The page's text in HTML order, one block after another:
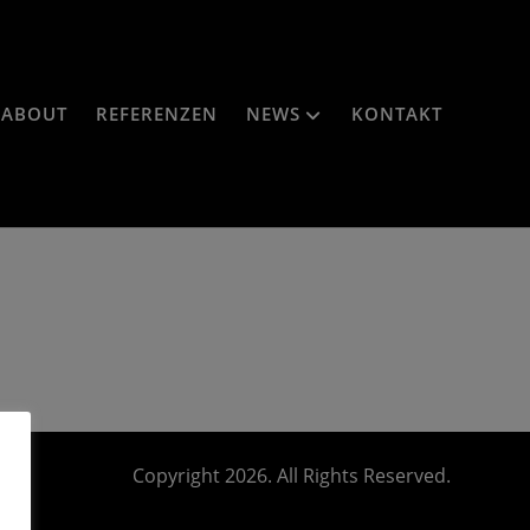
ABOUT REFERENZEN NEWS KONTAKT
Copyright 2026. All Rights Reserved.